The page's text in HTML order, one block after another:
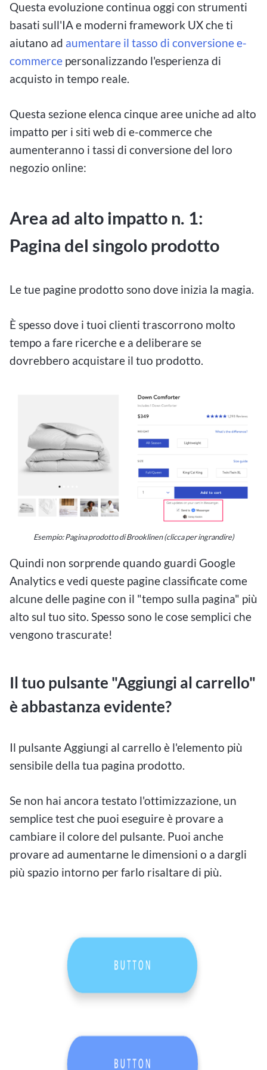
Questa evoluzione continua oggi con strumenti
basati sull'IA e moderni framework UX che ti
aiutano ad aumentare il tasso di conversione e-
commerce personalizzando l'esperienza di
acquisto in tempo reale.
Questa sezione elenca cinque aree uniche ad alto
impatto per i siti web di e-commerce che
aumenteranno i tassi di conversione del loro
negozio online:
Area ad alto impatto n. 1:
Pagina del singolo prodotto
Le tue pagine prodotto sono dove inizia la magia.
È spesso dove i tuoi clienti trascorrono molto
tempo a fare ricerche e a deliberare se
dovrebbero acquistare il tuo prodotto.
Esempio: Pagina prodotto di Brooklinen (clicca per ingrandire)
Quindi non sorprende quando guardi Google
Analytics e vedi queste pagine classificate come
alcune delle pagine con il "tempo sulla pagina" più
alto sul tuo sito. Spesso sono le cose semplici che
vengono trascurate!
Il tuo pulsante "Aggiungi al carrello"
è abbastanza evidente?
Il pulsante Aggiungi al carrello è l'elemento più
sensibile della tua pagina prodotto.
Se non hai ancora testato l'ottimizzazione, un
semplice test che puoi eseguire è provare a
cambiare il colore del pulsante. Puoi anche
provare ad aumentarne le dimensioni o a dargli
più spazio intorno per farlo risaltare di più.